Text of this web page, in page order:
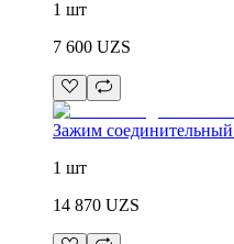
1 шт
7 600 UZS
Зажим
1 шт
14 870 UZS